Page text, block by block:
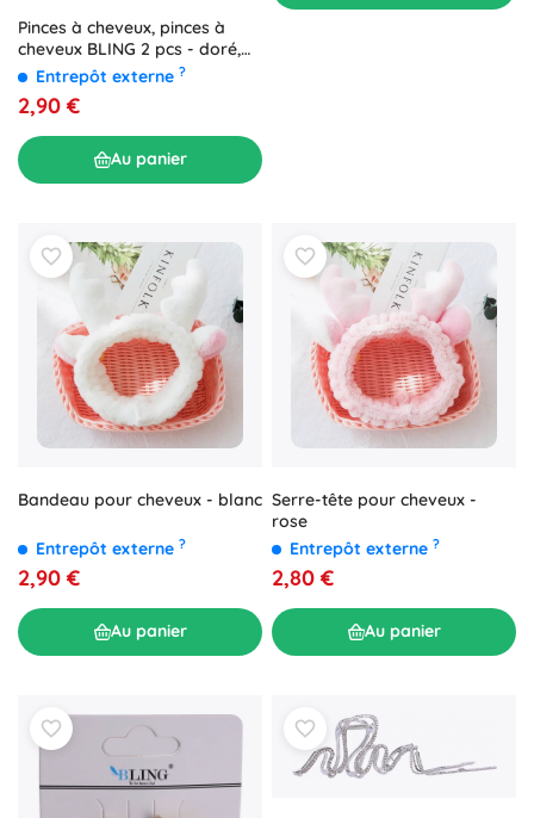
Pinces à cheveux, pinces à
cheveux BLING 2 pcs - doré,
type IV
Entrepôt externe ?
2,90 €
Au panier
Bandeau pour cheveux - blanc
Entrepôt externe ?
2,90 €
Au panier
Serre-tête pour cheveux -
rose
Entrepôt externe ?
2,80 €
Au panier